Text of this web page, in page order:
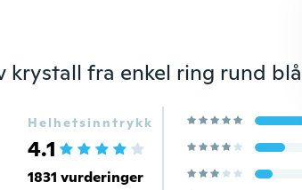
Helhetsinntrykk
4.1
1831 vurderinger